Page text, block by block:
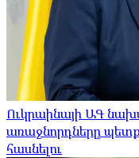
Ուկրաինայի ԱԳ
առաջնորդները
հասնելու